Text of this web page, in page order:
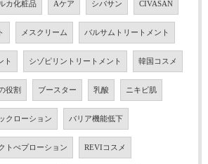
カ化粧品 Aケア シバサン CIVASAN
メスクリーム バルサムトリートメント
ト シゾピリントリートメント 韓国コスメ
役割 ブースター 乳酸 ニキビ肌
クローション バリア機能低下
トぺプローション REVIコスメ